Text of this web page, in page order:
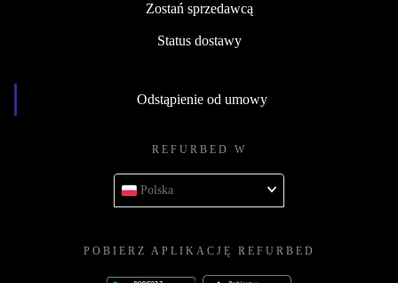
Zostań sprzedawcą
Status dostawy
Odstąpienie od umowy
REFURBED W
Polska
POBIERZ APLIKACJĘ REFURBED